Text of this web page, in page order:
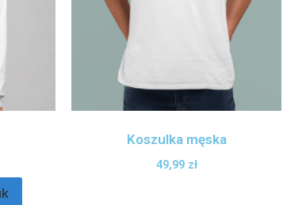
Koszulka męska
49,99 zł